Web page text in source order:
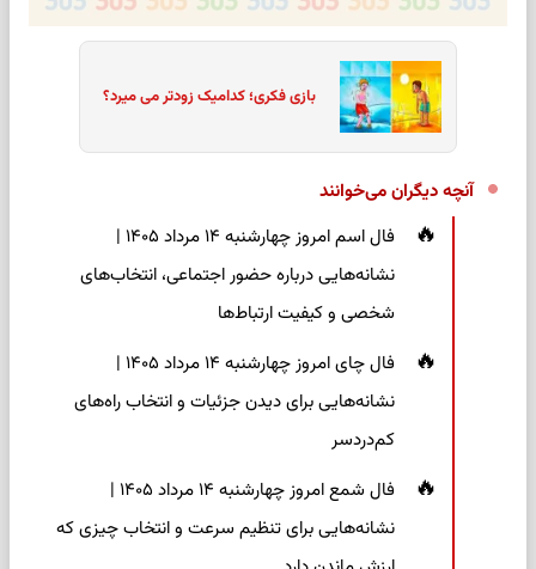
بازی فکری؛ کدامیک زودتر می میرد؟
آنچه دیگران می‌خوانند
فال اسم امروز چهارشنبه ۱۴ مرداد ۱۴۰۵ |
نشانه‌هایی درباره حضور اجتماعی، انتخاب‌های
شخصی و کیفیت ارتباط‌ها
فال چای امروز چهارشنبه ۱۴ مرداد ۱۴۰۵ |
نشانه‌هایی برای دیدن جزئیات و انتخاب راه‌های
کم‌دردسر
فال شمع امروز چهارشنبه ۱۴ مرداد ۱۴۰۵ |
نشانه‌هایی برای تنظیم سرعت و انتخاب چیزی که